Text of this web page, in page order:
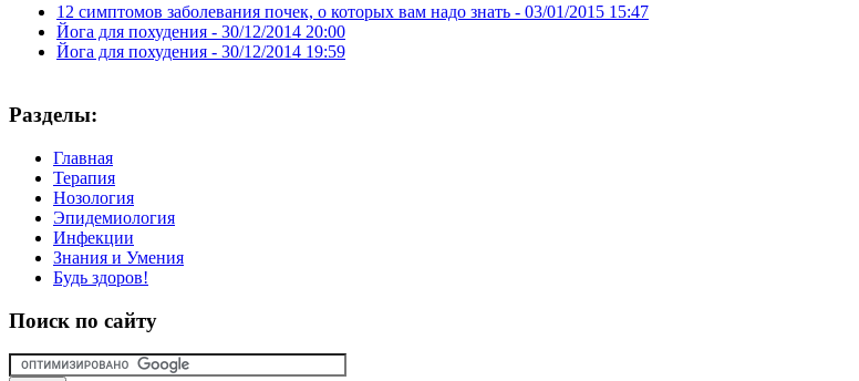
12 симптомов заболевания почек, о которых вам надо знать - 03/01/2015 15:47
Йога для похудения - 30/12/2014 20:00
Йога для похудения - 30/12/2014 19:59
Разделы:
Главная
Терапия
Нозология
Эпидемиология
Инфекции
Знания и Умения
Будь здоров!
Поиск по сайту